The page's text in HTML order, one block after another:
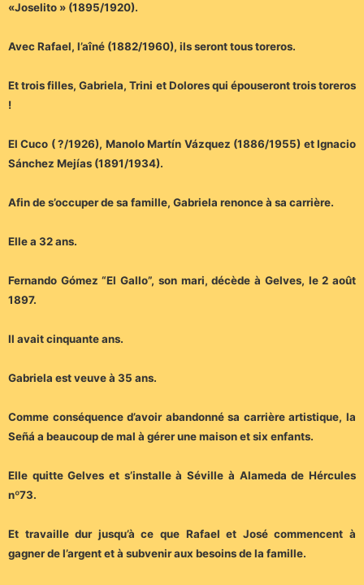
«Joselito » (1895/1920).
Avec Rafael, l’aîné (1882/1960), ils seront tous toreros.
Et trois filles, Gabriela, Trini et Dolores qui épouseront trois toreros
!
El Cuco ( ?/1926), Manolo Martín Vázquez (1886/1955) et Ignacio
Sánchez Mejías (1891/1934).
Afin de s’occuper de sa famille, Gabriela renonce à sa carrière.
Elle a 32 ans.
Fernando Gómez “El Gallo”, son mari, décède à Gelves, le 2 août
1897.
Il avait cinquante ans.
Gabriela est veuve à 35 ans.
Comme conséquence d’avoir abandonné sa carrière artistique, la
Señá a beaucoup de mal à gérer une maison et six enfants.
Elle quitte Gelves et s’installe à Séville à Alameda de Hércules
nº73.
Et travaille dur jusqu’à ce que Rafael et José commencent à
gagner de l’argent et à subvenir aux besoins de la famille.